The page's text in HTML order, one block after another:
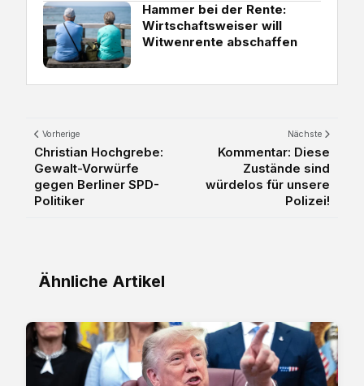
Hammer bei der Rente:
Wirtschaftsweiser will
Witwenrente abschaffen
Vorherige
Christian Hochgrebe:
Gewalt-Vorwürfe
gegen Berliner SPD-
Politiker
Nächste
Kommentar: Diese
Zustände sind
würdelos für unsere
Polizei!
Ähnliche Artikel